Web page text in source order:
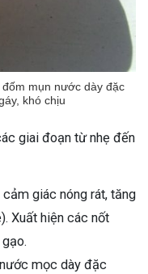
mụn nước dày đặc
khó chịu
giai đoạn từ nhẹ đến
cảm giác nóng rát, tăng
Xuất hiện các nốt
mọc dày đặc